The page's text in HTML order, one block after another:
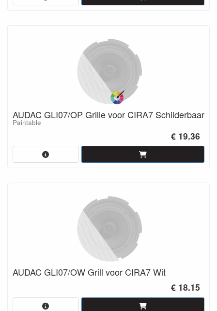
AUDAC GLI07/OP Grille voor CIRA7 Schilderbaar
Paintable
€ 19.36
AUDAC GLI07/OW Grill voor CIRA7 Wit
€ 18.15